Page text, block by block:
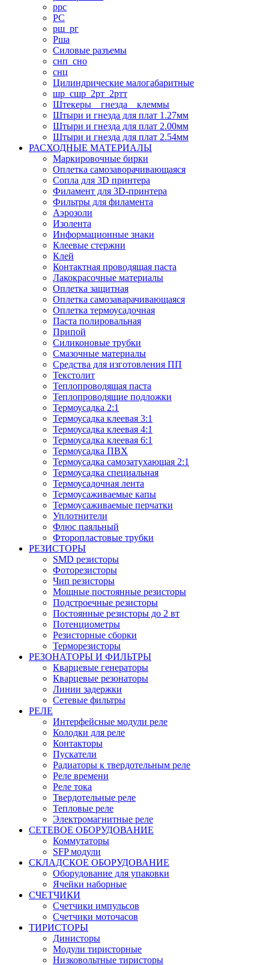
ррс
РС
рш_рг
Рша
Силовые разъемы
снп_сно
снц
Цилиндрические малогабаритные
шр_сшр_2рт_2ртт
Штекеры _ гнезда _ клеммы
Штыри и гнезда для плат 1.27мм
Штыри и гнезда для плат 2.00мм
Штыри и гнезда для плат 2.54мм
РАСХОДНЫЕ МАТЕРИАЛЫ
Маркировочные бирки
Оплетка самозаворачивающаяся
Сопла для 3D принтера
Филамент для 3D-принтера
Фильтры для филамента
Аэрозоли
Изолента
Информационные знаки
Клеевые стержни
Клей
Контактная проводящая паста
Лакокрасочные материалы
Оплетка защитная
Оплетка самозаварачивающаяся
Оплетка термоусадочная
Паста полировальная
Припой
Силиконовые трубки
Смазочные материалы
Средства для изготовления ПП
Текстолит
Теплопроводящая паста
Теплопроводящие подложки
Термоусадка 2:1
Термоусадка клеевая 3:1
Термоусадка клеевая 4:1
Термоусадка клеевая 6:1
Термоусадка ПВХ
Термоусадка самозатухающая 2:1
Термоусадка специальная
Термоусадочная лента
Термоусаживаемые капы
Термоусаживаемые перчатки
Уплотнители
Флюс паяльный
Фторопластовые трубки
РЕЗИСТОРЫ
SMD резисторы
Фоторезисторы
Чип резисторы
Мощные постоянные резисторы
Подстроечные резисторы
Постоянные резисторы до 2 вт
Потенциометры
Резисторные сборки
Терморезисторы
РЕЗОНАТОРЫ И ФИЛЬТРЫ
Кварцевые генераторы
Кварцевые резонаторы
Линии задержки
Сетевые фильтры
РЕЛЕ
Интерфейсные модули реле
Колодки для реле
Контакторы
Пускатели
Радиаторы к твердотельным реле
Реле времени
Реле тока
Твердотельные реле
Тепловые реле
Электромагнитные реле
СЕТЕВОЕ ОБОРУДОВАНИЕ
Коммутаторы
SFP модули
СКЛАДСКОЕ ОБОРУДОВАНИЕ
Оборудование для упаковки
Ячейки наборные
СЧЕТЧИКИ
Счетчики импульсов
Счетчики моточасов
ТИРИСТОРЫ
Динисторы
Модули тиристорные
Низковольтные тиристоры